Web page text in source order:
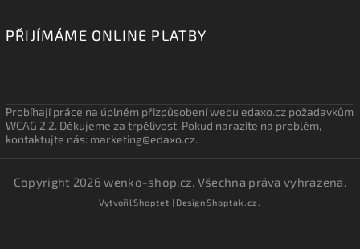
PŘIJÍMÁME ONLINE PLATBY
Probíhají práce na úplném přizpůsobení webu edaxo.cz požadavkům
WCAG 2.2. Děkujeme za trpělivost. Pokud narazíte na problém,
kontaktujte nás: marketing@edaxo.cz.
Copyright 2026wenko-shop.cz. Všechna práva vyhrazena.
VytvořilShoptet | DesignShoptak.cz.